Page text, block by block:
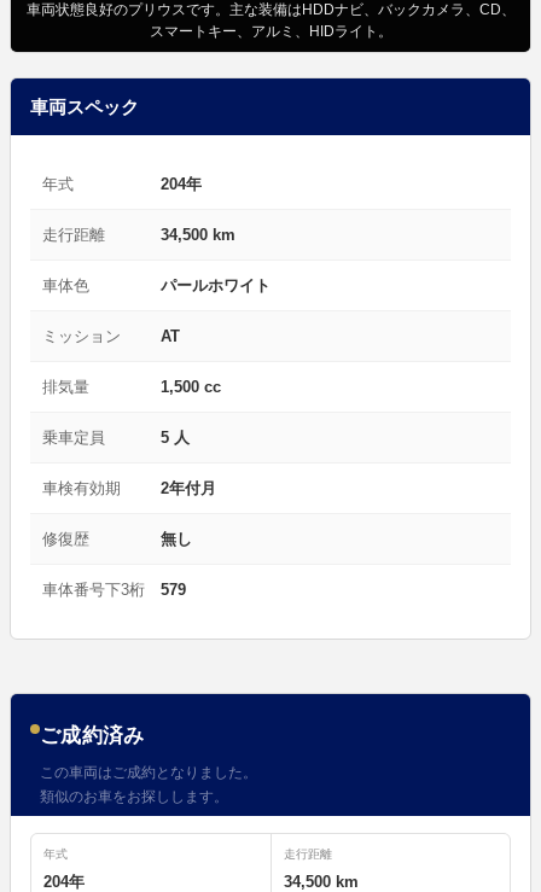
車両状態良好のプリウスです。主な装備はHDDナビ、バックカメラ、CD、
スマートキー、アルミ、HIDライト。
車両スペック
年式 204年
走行距離 34,500 km
車体色 パールホワイト
ミッション AT
排気量 1,500 cc
乗車定員 5 人
車検有効期 2年付月
修復歴 無し
車体番号下3桁 579
ご成約済み
この車両はご成約となりました。
類似のお車をお探しします。
年式
204年
走行距離
34,500 km